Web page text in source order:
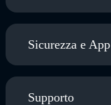
Sicurezza e App
Supporto